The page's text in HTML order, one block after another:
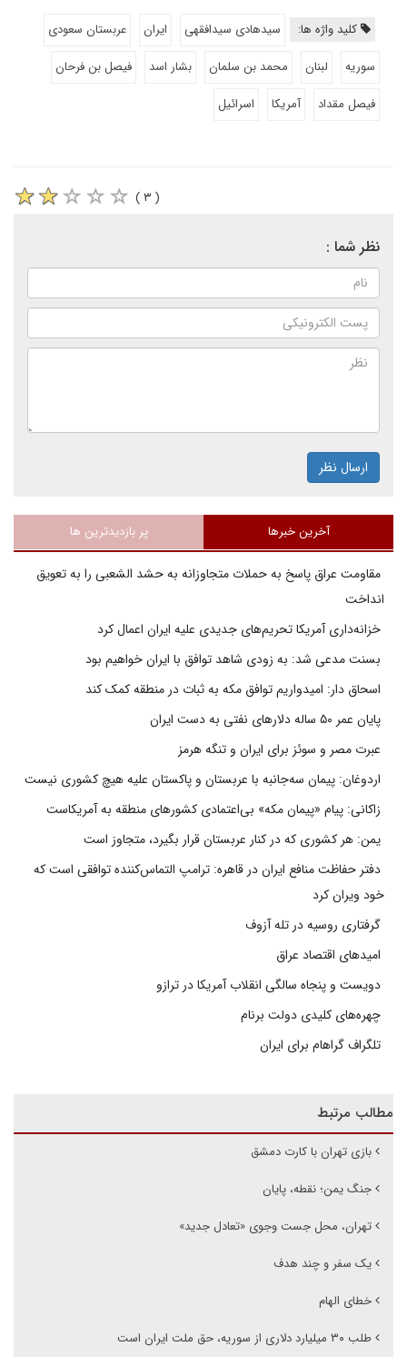
کلید واژه ها: سیدهادی سیدافقهی ایران
عربستان سعودی
سوریه
لبنان محمد بن سلمان بشار اسد
فیصل بن فرحان
فیصل مقداد
آمریکا اسرائیل
( ۳ )
نظر شما :
ارسال نظر
آخرین خبرها پر بازدیدترین ها
مقاومت عراق پاسخ به حملات متجاوزانه به حشد الشعبی را به تعویق
انداخت
خزانه‌داری آمریکا تحریم‌های جدیدی علیه ایران اعمال کرد
بسنت مدعی شد: به زودی شاهد توافق با ایران خواهیم بود
اسحاق دار: امیدواریم توافق مکه به ثبات در منطقه کمک کند
پایان عمر ۵۰ ساله دلارهای نفتی به دست ایران
عبرت مصر و سوئز برای ایران و تنگه هرمز
اردوغان: پیمان سه‌جانبه با عربستان و پاکستان علیه هیچ کشوری نیست
زاکانی: پیام «پیمان مکه» بی‌اعتمادی کشورهای منطقه به آمریکاست
یمن: هر کشوری که در کنار عربستان قرار بگیرد، متجاوز است
دفتر حفاظت منافع ایران در قاهره: ترامپ التماس‌کننده توافقی است که
خود ویران کرد
گرفتاری روسیه در تله آزوف
امیدهای اقتصاد عراق
دویست و پنجاه سالگی انقلاب آمریکا در ترازو
چهره‌های کلیدی دولت برنام
تلگراف گراهام برای ایران
مطالب مرتبط
بازی تهران با کارت دمشق
جنگ یمن؛ نقطه، پایان
تهران، محل جست وجوی «تعادل جدید»
یک سفر و چند هدف
خطای الهام
طلب ۳۰ میلیارد دلاری از سوریه، حق ملت ایران است